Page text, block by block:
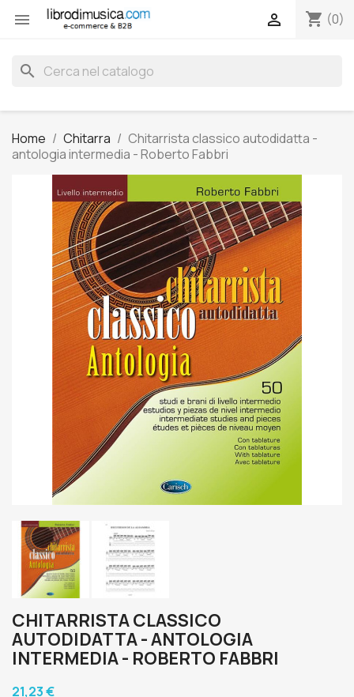
 shopping_cart (0)

search
Home Chitarra
Chitarrista classico autodidatta -
antologia intermedia - Roberto Fabbri
CHITARRISTA CLASSICO
AUTODIDATTA - ANTOLOGIA
INTERMEDIA - ROBERTO FABBRI
21,23 €